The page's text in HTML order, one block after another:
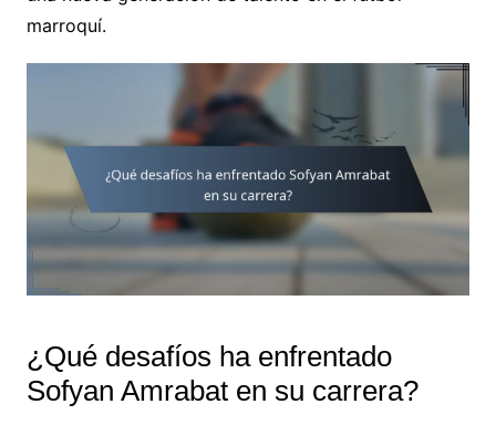
marroquí.
¿Qué desafíos ha enfrentado
Sofyan Amrabat en su carrera?